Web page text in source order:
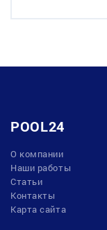
POOL24
О компании
Наши работы
Статьи
Контакты
Карта сайта